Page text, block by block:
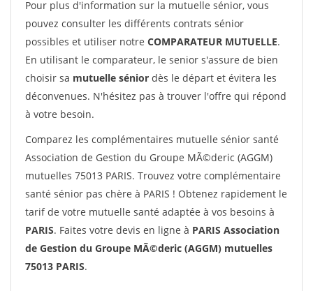
Pour plus d'information sur la mutuelle sénior, vous
pouvez consulter les différents contrats sénior
possibles et utiliser notre COMPARATEUR MUTUELLE.
En utilisant le comparateur, le senior s'assure de bien
choisir sa mutuelle sénior dès le départ et évitera les
déconvenues. N'hésitez pas à trouver l'offre qui répond
à votre besoin.
Comparez les complémentaires mutuelle sénior santé
Association de Gestion du Groupe MÃ©deric (AGGM)
mutuelles 75013 PARIS. Trouvez votre complémentaire
santé sénior pas chère à PARIS ! Obtenez rapidement le
tarif de votre mutuelle santé adaptée à vos besoins à
PARIS. Faites votre devis en ligne à PARIS Association
de Gestion du Groupe MÃ©deric (AGGM) mutuelles
75013 PARIS.